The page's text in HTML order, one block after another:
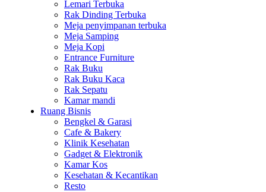
Lemari Terbuka
Rak Dinding Terbuka
Meja penyimpanan terbuka
Meja Samping
Meja Kopi
Entrance Furniture
Rak Buku
Rak Buku Kaca
Rak Sepatu
Kamar mandi
Ruang Bisnis
Bengkel & Garasi
Cafe & Bakery
Klinik Kesehatan
Gadget & Elektronik
Kamar Kos
Kesehatan & Kecantikan
Resto